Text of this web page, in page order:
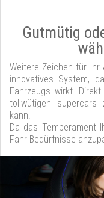
Gutmütig
Weitere Zeichen für Ihr
innovatives System,
Fahrzeugs wirkt.
tollwütigen supercars
kann.
Da das Temperament
Fahr Bedürfnisse